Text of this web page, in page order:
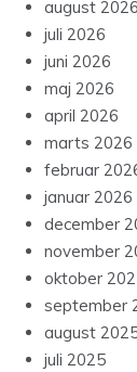
august 2026
juli 2026
juni 2026
maj 2026
april 2026
marts 2026
februar
januar 2026
december
november
oktober
september
august
juli 2025